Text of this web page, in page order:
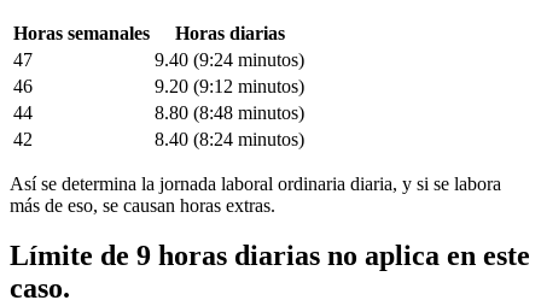
Horas semanales
Horas diarias
47
9.40 (9:24 minutos)
46
9.20 (9:12 minutos)
44
8.80 (8:48 minutos)
42
8.40 (8:24 minutos)
Así se determina la jornada laboral ordinaria diaria, y si se labora
más de eso, se causan horas extras.
Límite de 9 horas diarias no aplica en este
caso.